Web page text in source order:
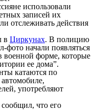
использовали
записей их
отслеживать действия
в Циркунах. В полицию
фото начали появляться
военной форме, которые
ее дома”.
катаются по
употребляют
что его